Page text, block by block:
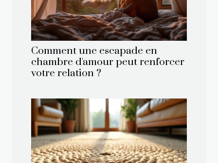
Comment une escapade en
chambre d'amour peut renforcer
votre relation ?